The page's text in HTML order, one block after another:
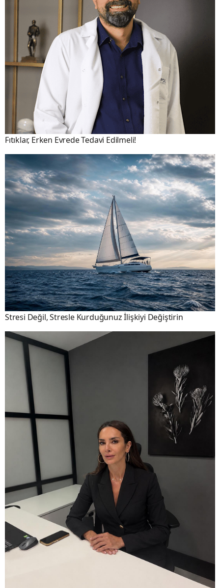
Fıtıklar, Erken Evrede Tedavi Edilmeli!
Stresi Değil, Stresle Kurduğunuz İlişkiyi Değiştirin